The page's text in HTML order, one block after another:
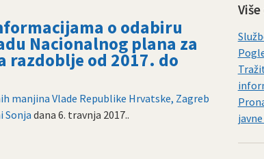
o odabiru
Nacionalnog plana za
od 2017. do
manjina Vlade Republike Hrvatske, Zagreb
Sonja dana 6. travnja 2017..